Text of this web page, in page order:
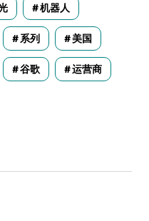
机器人
系列 美国
谷歌 运营商